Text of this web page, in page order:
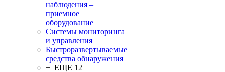
наблюдения –
приемное
оборудование
Системы мониторинга
и управления
Быстроразвертываемые
средства обнаружения
+ ЕЩЕ 12